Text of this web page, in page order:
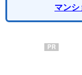
マン
PR